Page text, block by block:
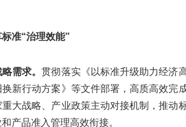
准“治理效能”
略需求。贯彻落实《以标准升级助力经济
新行动方案》等文件部署，高质高效完
大战略、产业政策主动对接机制，推动
产品准入管理高效衔接。